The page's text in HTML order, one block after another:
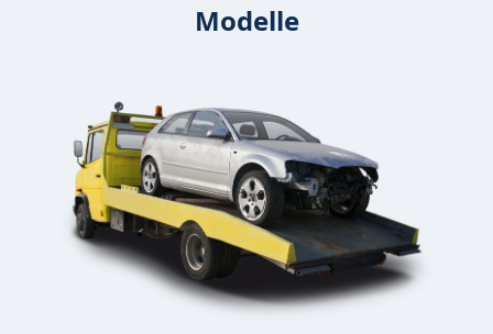
Modelle